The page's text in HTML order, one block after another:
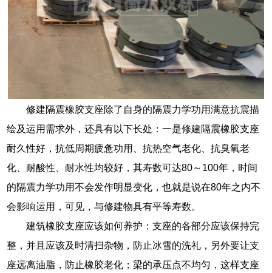
修建隔震橡胶支座除了自身的隔震力学功用满意抗震描
绘及运用需求外，还具有以下长处：一是修建隔震橡胶支座
耐久性好，抗低周期疲惫功用、抗热空气老化、抗臭氧老
化、耐酸性、耐水性均较好，其寿数可达80～100年，时间
的隔震力学功用不会发作明显变化，也就是说在80年之内不
会影响运用，可见，与修建物具有平等寿数。
建筑橡胶支座应该如何养护：支座的各部分应该保持完
整，并且应该及时清扫杂物，防止冰雪的洗礼，另外要让支
座远离油脂，防止橡胶老化；梁的承压点不均匀，这样支座